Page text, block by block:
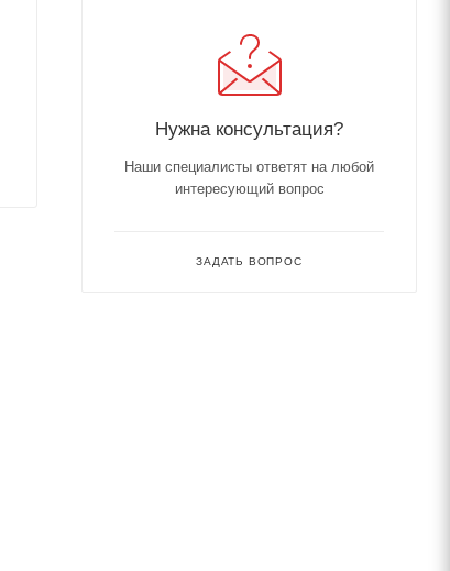
Нужна консультация?
Наши специалисты ответят на любой
интересующий вопрос
ЗАДАТЬ ВОПРОС